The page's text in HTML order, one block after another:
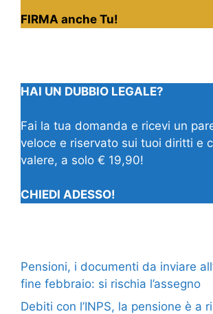
FIRMA anche Tu!
HAI UN DUBBIO LEGALE?
Fai la tua domanda e ricevi un
veloce e riservato sui tuoi diritti e
valere, a solo € 19,90!
CHIEDI ADESSO!
Pensioni, i documenti da inviare
fine febbraio: si rischia l’assegno
Debiti con l’INPS, la pensione è a